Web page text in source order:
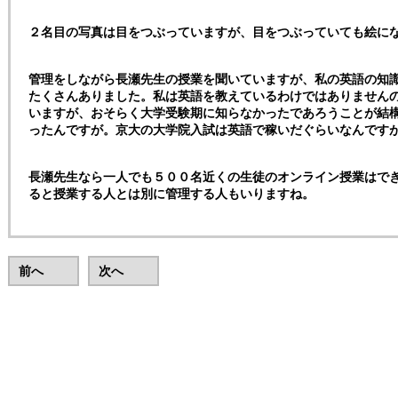
２名目の写真は目をつぶっていますが、目をつぶっていても絵に
管理をしながら長瀬先生の授業を聞いていますが、私の英語の知
たくさんありました。私は英語を教えているわけではありません
いますが、おそらく大学受験期に知らなかったであろうことが
ったんですが。京大の大学院入試は英語で稼いだぐらいなんです
長瀬先生なら一人でも５００名近くの生徒のオンライン授業はで
ると授業する人とは別に管理する人もいりますね。
前へ 次へ